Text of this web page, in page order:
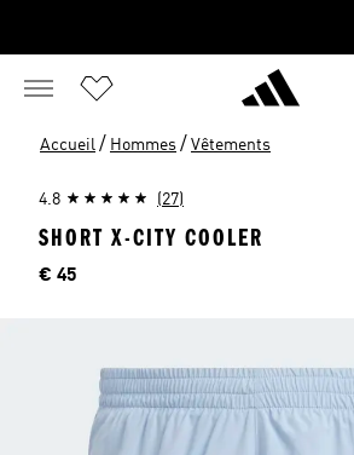
Accueil / Hommes / Vêtements
4.8 (27)
SHORT X-CITY COOLER
Price
€ 45